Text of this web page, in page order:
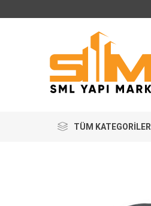
TÜM KATEGORILER